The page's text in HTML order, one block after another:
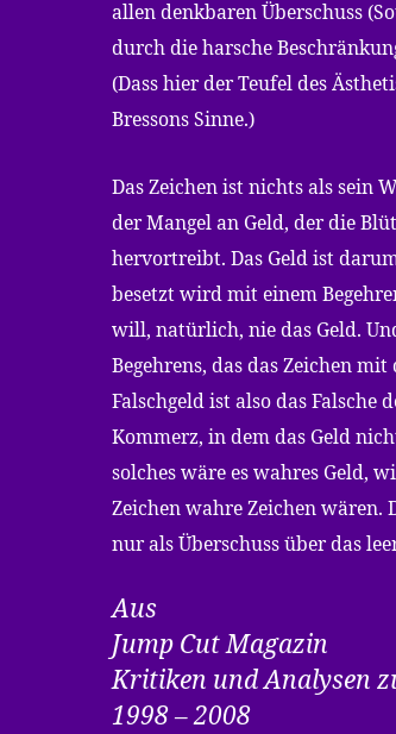
allen denkbaren Überschuss
durch die harsche
(Dass hier der Teufel des
Bressons Sinne.)
Das Zeichen ist nichts als sein
der Mangel an Geld, der die
hervortreibt. Das Geld ist
besetzt wird mit einem
will, natürlich, nie das Geld.
Begehrens, das das Zeichen
Falschgeld ist also das Falsche
Kommerz, in dem das Geld
solches wäre es wahres Geld,
Zeichen wahre Zeichen wären.
nur als Überschuss über das
Aus
Jump Cut Magazin
Kritiken und Analysen
1998 – 2008